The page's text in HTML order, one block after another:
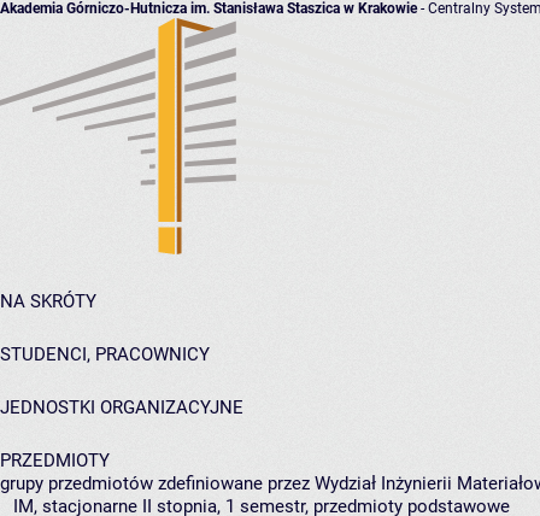
Akademia Górniczo-Hutnicza im. Stanisława Staszica w Krakowie- Centralny
NA SKRÓTY
STUDENCI, PRACOWNICY
JEDNOSTKI ORGANIZACYJNE
PRZEDMIOTY
grupy przedmiotów zdefiniowane przez Wydział Inżynierii
IM, stacjonarne II stopnia, 1 semestr, przedmioty podstawowe